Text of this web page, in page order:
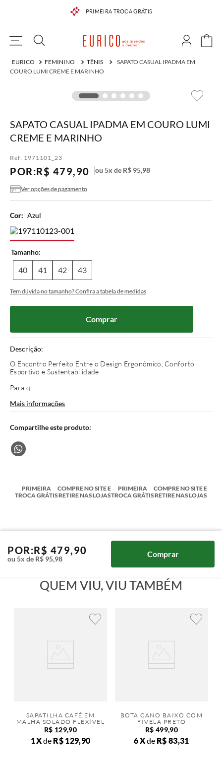
PRIMEIRA TROCA GRÁTIS
FEMININO TÊNIS
SAPATO CASUAL IPADMA EM
COURO LUMI CREME E MARINHO
SAPATO CASUAL IPADMA EM COURO LUMI
CREME E MARINHO
Ref: 1971101_23
POR:R$ 479,90 ou 5x de R$ 95,98
Ver opções de pagamento
Cor: Azul
Tamanho
40 41 42 43
Tem dúvida no tamanho? Confira a tabela de medidas
Comprar
Descrição:
O Encontro Perfeito Entre o Design Ergonômico, Conforto
Esportivo e Sustentabilidade
Para q...
Mais informações
PRIMEIRA
TROCA GRÁTIS
COMPRE NO SITE E
RETIRE NAS LOJAS
PRIMEIRA
TROCA GRÁTIS
COMPRE NO SITE E
RETIRE NAS LOJAS
POR:R$ 479,90
ou 5x de R$ 95,98
Comprar
QUEM VIU, VIU TAMBÉM
SAPATILHA CAFÉ EM
MALHA SOLADO FLEXÍVEL
R$ 129,90
1 de R$ 129,90
BOTA CANO BAIXO COM
FIVELA PRETO
R$ 499,90
6 de R$ 83,31